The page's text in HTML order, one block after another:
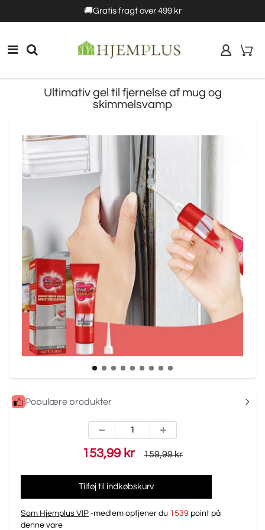
10% rabat
🚚Gratis fragt over 499 kr
Ultimativ gel til fjernelse af mug og
skimmelsvamp
Populære produkter
153,99 kr 159,99 kr
Tilføj til indkøbskurv
Som Hjemplus VIP -medlem optjener du 1539 point på
denne vare